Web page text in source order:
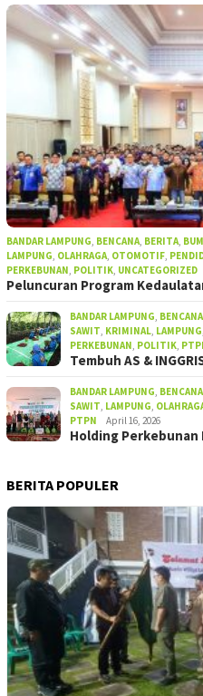
BANDAR LAMPUNG, BENCANA, BERITA,
LAMPUNG, OLAHRAGA, OTOMOTIF,
PERKEBUNAN, POLITIK, UNCATEGORIZED
Peluncuran Program
BANDAR LAMPUNG, BENCANA
SAWIT, KRIMINAL, LAMPUNG,
PERKEBUNAN, POLITIK,
Tembuh AS &
BANDAR LAMPUNG, BENCANA
SAWIT, LAMPUNG,
PTPN
April 16, 2026
Holding
BERITA POPULER